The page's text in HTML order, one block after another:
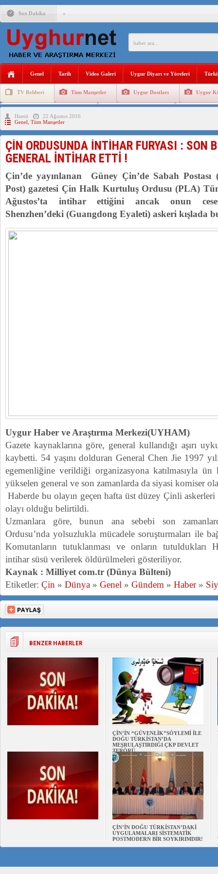
Son Dakika
ÇİN’İN “GÜVENLİK”SÖYLEMİ İLE DOĞU TÜRKİSTAN’DA
ANAHTAR PARTİ GENEL BAŞKANI AĞIRALİOĞLU :
DİYANET AKADEMİSİ BAŞKANI DOÇ.DR.KAAN : DOĞU
150 YILDIR KAYNAYAN YARAMIZ : ÇİN İŞGALİNDEKİ
ÇİN’İN UYGUR POLİTİKALARINI ÖVEN DİYANET
Genel Tarih Video Galeri Uygur Diyarı ve Yöreleri
TV Rehberi Tüm Manşetler Uygur Dostları Uygur
Uygurlarda Düğün ve Cenaze
Hamit
22 Ağustos 2016
Genel Tüm Manşetler
ÇİN ORDUSUNDA İNTİHAR FURYASI : SON
GENERAL İNTİHAR ETTİ !
Çin’de yayınlanan Güney Çin’de Sabah
Post) gazetesi Çin Halk Kurtuluş Ordusu (PLA)
Ağustos’ta intihar ettiğini ancak onun
Shenzhen’deki (Guangdong Eyaleti) askeri
Uygur Haber ve Araştırma Merkezi(UYHAM)
Gazete kaynaklarına göre, general kullandığı aşırı
kaybetti. 54 yaşını dolduran General Chen Jie 1997
egemenliğine verildiği organizasyona katılmasıyla ün
yükselen general ve son zamanlarda da siyasi komiser
Haberde bu olayın geçen hafta üst düzey Çinli
olayı olduğu belirtildi.
Uzmanlara göre, bunun ana sebebi son
Ordusu’nda yolsuzlukla mücadele soruşturmaları ile
Komutanların tutuklanması ve onların tutuldukları
intihar süsü verilerek öldürülmeleri gösteriliyor.
Kaynak : Milliyet com.tr (Dünya Bülteni)
Etiketler: Çin » Dünya » Genel » Gündem » Haber»
BENZER HABERLER
ÇİN’İN “GÜVENLİK”SÖYLEMİ İLE
DOĞU TÜRKİSTAN’DA
MEŞRULAŞTIRDIĞI ÇKP DEVLET
TERÖRÜ
ÇİN’İN DOĞU TÜRKİSTAN’DAKİ
UYGULAMALARI SİSTEMATİK
POSTMODERN BİR SOYKIRIMDIR!